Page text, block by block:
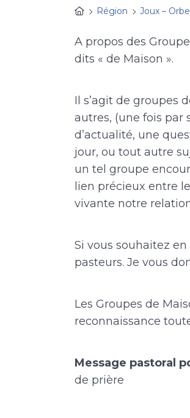
Région Joux – Orbe
A propos des
dits « de Maison ».
Il s’agit de groupes
autres, (une fois par
d’actualité, une
jour, ou tout autre
un tel groupe
lien précieux entre
vivante notre
Si vous souhaitez
pasteurs. Je vous
Les Groupes de
reconnaissance
Message pastoral
de prière